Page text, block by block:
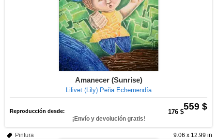
Amanecer (Sunrise)
Lilivet (Lily) Peña Echemendía
559 $
Reproducción desde: 176 $
¡Envío y devolución gratis!
9.06 x 12.99 in
Pintura